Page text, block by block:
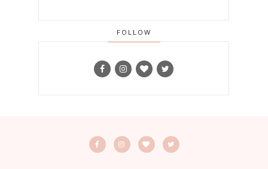
FOLLOW